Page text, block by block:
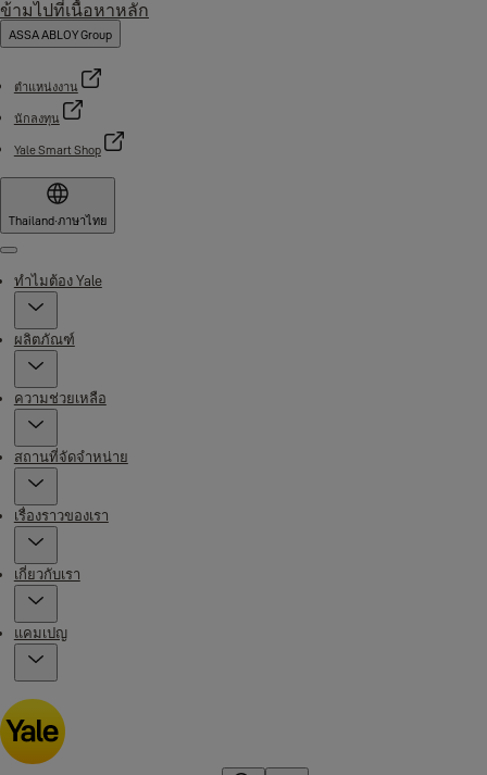
ข้ามไปที่เนื้อหาหลัก
ASSA ABLOY Group
ตำแหน่งงาน
นักลงทุน
Yale Smart Shop
Thailand·ภาษาไทย
Menu
ทำไมต้อง Yale
ผลิตภัณฑ์
ความช่วยเหลือ
สถานที่จัดจำหน่าย
เรื่องราวของเรา
เกี่ยวกับเรา
แคมเปญ